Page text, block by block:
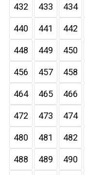
432 433 434
440 441 442
448 449 450
456 457 458
464 465 466
472 473 474
480 481 482
488 489 490